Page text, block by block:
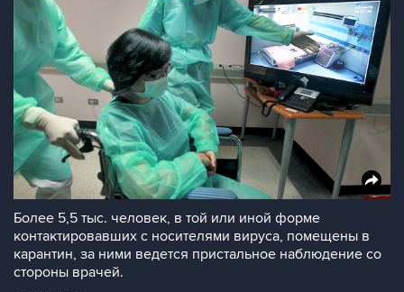
Более 5,5 тыс. человек, в той или иной форме
контактировавших с носителями вируса, помещены в
карантин, за ними ведется пристальное наблюдение со
стороны врачей.